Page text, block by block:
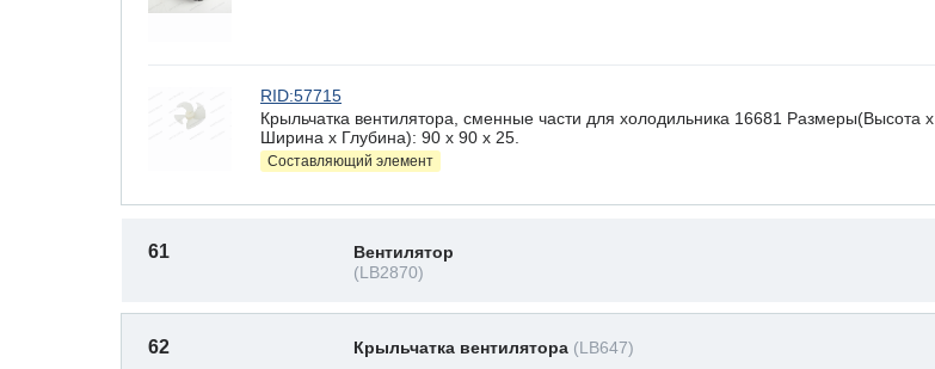
RID:57715
Крыльчатка вентилятора, сменные части для холодильника 16681 Размеры(Высота х
Ширина х Глубина): 90 x 90 х 25.
Составляющий элемент
61
Вентилятор
(LB2870)
62 Крыльчатка вентилятора (LB647)